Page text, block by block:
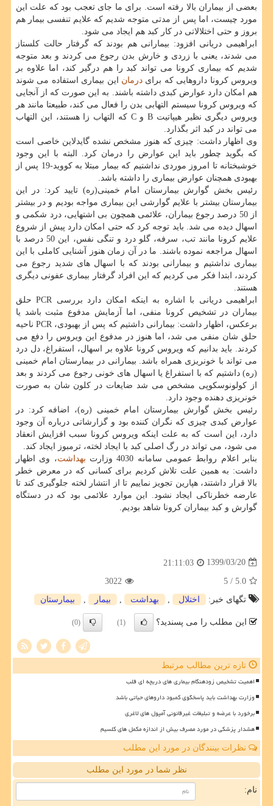
بعضی از بیماران بالا رفته است. برای ما جای تعجب بود که علت این
مورد چیست، اما پس از مدتی متوجه شدیم که علایم تنفسی بیمار هم
بروز و حتی اختلالاتی در کار کبد هم ایجاد می شود.
ابراهیمی دریانی افزود: بیمارانی هم بودند که گرفتار حالت کلستاز
می شدند، یعنی با زردی و خارش بدن رجوع می کردند و بعد متوجه
شدیم که بیماری کرونا می تواند کبد را هم درگیر کند، اما علاوه بر
ویروس کرونا داروهایی که برای درمان این بیماری استفاده می شوند
هم امکان دارد عوارض کبدی داشته باشند. به این صورت که از آنجایی
که ویروس کرونا سیستم التهابی بدن را فعال می کند، طبیعتا مانند هر
ویروس دیگری نظیر هیپاتیت B و C که التهاب زا هستند، این التهاب
می تواند در کبد اثر بگذارد.
وی اظهار داشت: چیزی که هنوز مشخص نشده گایدلاین خاصی است
که بگوید چطور باید این عوارض را درمان کرد. البته با این وجود
خوشبختانه تا امروز موردی نداشتیم که بیمار مبتلا به کووید-19 پس از
بهبودی همچنان عوارض بیماری را داشته باشد.
رئیس بخش گوارش بیمارستان امام خمینی(ره) تایید کرد: در این
بیمارستان بیشتر با علایم گوارشی این بیماری مواجه بودیم و در بیشتر
از 50 درصد رجوع بیماران، علائمی همچون بی اشتهایی، درد شکمی و
اسهال دیده می شد. باید توجه کرد که حتی امکان دارد پیش از شروع
علایم کرونا مانند تب، سرفه، گلو درد و تنگی نفس، این 50 درصد با
اسهال مراجعه نموده باشند. ما در آن زمان هنوز آشنایی کاملی با این
بیماری نداشتیم و بیمارانی بودند که با اسهال های شدید رجوع می
کردند، ابتدا فکر می کردیم که این افراد گرفتار بیماری عفونی دیگری
هستند.
ابراهیمی دریانی با اشاره به اینکه امکان دارد بررسی PCR حلق
بیماران در تشخیص کرونا منفی، اما آزمایش مدفوع مثبت باشد یا
برعکس، اظهار داشت: بیمارانی داشتیم که پس از بهبودی، PCR ناحیه
حلق شان منفی می شد، اما هنوز در مدفوع این ویروس را دفع می
کردند. باید بدانیم که ویروس کرونا علاوه بر اسهال، استفراغ، دل درد
می تواند با خونریزی همراه باشد. بیمارانی در بیمارستان امام خمینی
(ره) داشتیم که با استفراغ یا اسهال های خونی رجوع می کردند و بعد
از کولونوسکوپی مشخص می شد ضایعات در کلون شان به صورت
خونریزی دهنده وجود دارد.
رئیس بخش گوارش بیمارستان امام خمینی (ره)، اضافه کرد: در
عوارض کبدی چیزی که نگران کننده بود و گزارشاتی درباره آن وجود
دارد، این است که به علت اینکه ویروس کرونا سبب افزایش انعقاد
می شود، می تواند در رگ اصلی کبد با ایجاد لخته، ترمبوز ایجاد کند.
بنابر اعلام روابط عمومی سامانه 4030 وزارت
بهداشت، وی اظهار
داشت: به همین علت تلاش کردیم برای کسانی که در معرض خطر
بالا قرار داشتند، هپارین تجویز نماییم تا از انتشار لخته جلوگیری کند تا
عارضه خطرناکی ایجاد نشود. این موارد علائمی بود که در دستگاه
گوارش و کبد بیماران کرونا شاهد بودیم.
1399/03/20
21:11:03
5.0
/ 5
3022
تگهای خبر:
اختلال بهداشت بیمار بیمارستان
این مطلب را می پسندید؟ (1)
(0)
تازه ترین مطالب مرتبط
اهمیت تشخیص زودهنگام بیماری های دریچه ای قلب
وزارت بهداشت باید پاسخگوی کمبود داروهای حیاتی باشد
برخورد با عرضه و تبلیغات غیرقانونی آمپول های لاغری
هشدار پزشکی در مورد مصرف بیش از اندازه مکمل های کلسیم
نظرات بینندگان در مورد این مطلب
نظر شما در مورد این مطلب
نام: